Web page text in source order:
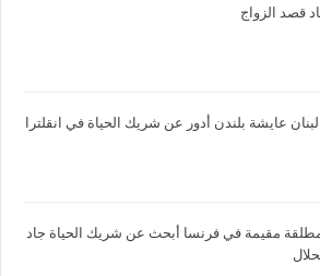
قصد الزواج
عايشة بلندن أدور عن شريك الحياة في انقلترا
مقيمة في فرنسا أبحث عن شريك الحياة جاد